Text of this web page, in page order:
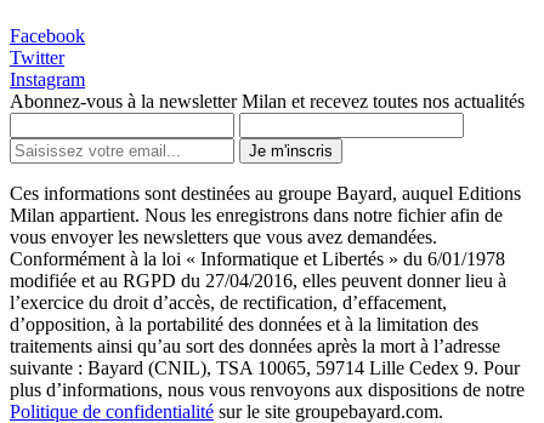
Facebook
Twitter
Instagram
Abonnez-vous à la newsletter Milan et recevez toutes nos actualités
Je m'inscris
Ces informations sont destinées au groupe Bayard, auquel Editions
Milan appartient. Nous les enregistrons dans notre fichier afin de
vous envoyer les newsletters que vous avez demandées.
Conformément à la loi « Informatique et Libertés » du 6/01/1978
modifiée et au RGPD du 27/04/2016, elles peuvent donner lieu à
l’exercice du droit d’accès, de rectification, d’effacement,
d’opposition, à la portabilité des données et à la limitation des
traitements ainsi qu’au sort des données après la mort à l’adresse
suivante : Bayard (CNIL), TSA 10065, 59714 Lille Cedex 9. Pour
plus d’informations, nous vous renvoyons aux dispositions de notre
Politique de confidentialité sur le site groupebayard.com.